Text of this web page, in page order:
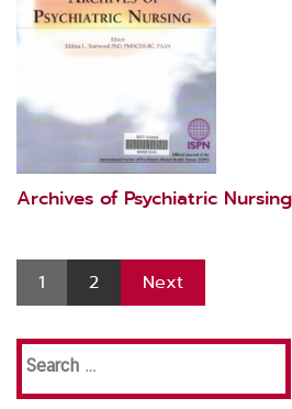
Archives of Psychiatric
1 2 Next
Search